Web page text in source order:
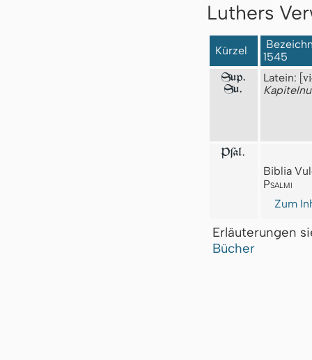
Luthers
Kürzel
1545
Sup.
Su.
Latein:
Pſal.
Biblia
Psalmi
Zum
Erläuterungen
Bücher